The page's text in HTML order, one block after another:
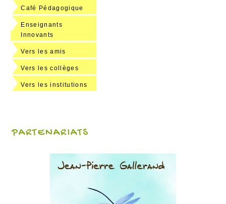
Café Pédagogique
Enseignants
Innovants
Vers les amis
Vers les collèges
Vers les institutions
PARTENARIATS